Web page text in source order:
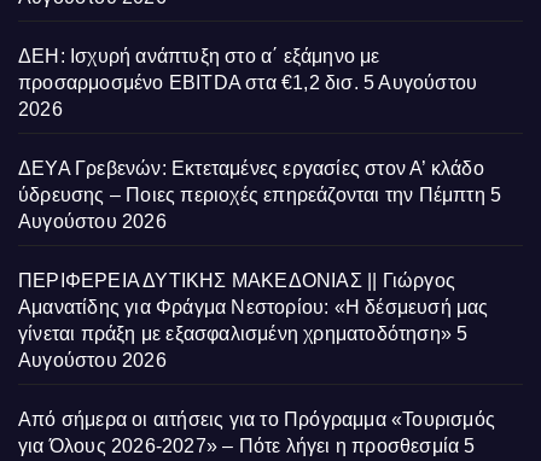
ΔΕΗ: Ισχυρή ανάπτυξη στο α΄ εξάμηνο με
προσαρμοσμένο EBITDA στα €1,2 δισ. 5 Αυγούστου
2026
ΔΕΥΑ Γρεβενών: Εκτεταμένες εργασίες στον Α’ κλάδο
ύδρευσης – Ποιες περιοχές επηρεάζονται την Πέμπτη 5
Αυγούστου 2026
ΠΕΡΙΦΕΡΕΙΑ ΔΥΤΙΚΗΣ ΜΑΚΕΔΟΝΙΑΣ || Γιώργος
Αμανατίδης για Φράγμα Νεστορίου: «Η δέσμευσή μας
γίνεται πράξη με εξασφαλισμένη χρηματοδότηση» 5
Αυγούστου 2026
Από σήμερα οι αιτήσεις για το Πρόγραμμα «Τουρισμός
για Όλους 2026-2027» – Πότε λήγει η προσθεσμία 5